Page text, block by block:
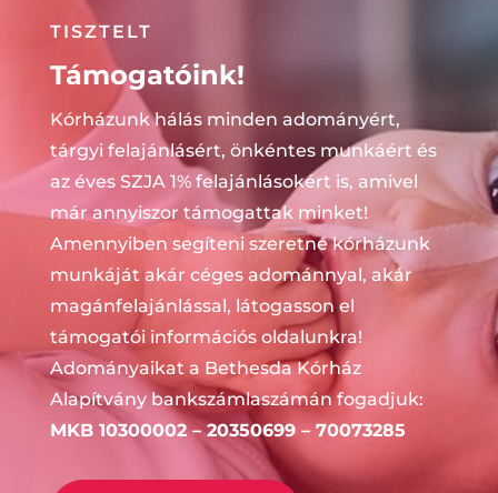
TISZTELT
Támogatóink!
Kórházunk hálás minden adományért,
tárgyi felajánlásért, önkéntes munkáért és
az éves SZJA 1% felajánlásokért is, amivel
már annyiszor támogattak minket!
Amennyiben segíteni szeretné kórházunk
munkáját akár céges adománnyal, akár
magánfelajánlással, látogasson el
támogatói információs oldalunkra!
Adományaikat a Bethesda Kórház
Alapítvány bankszámlaszámán fogadjuk:
MKB 10300002 – 20350699 – 70073285